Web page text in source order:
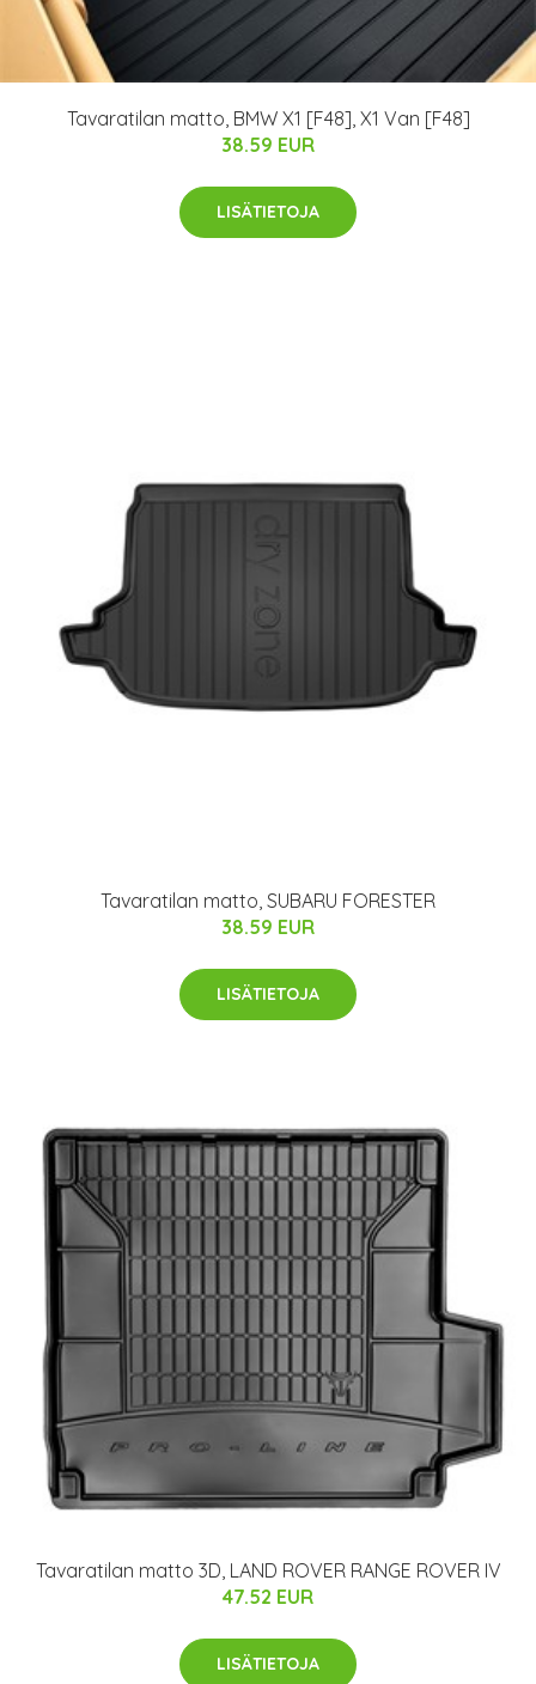
Tavaratilan matto, BMW X1 [F48], X1 Van [F48]
38.59 EUR
LISÄTIETOJA
Tavaratilan matto, SUBARU FORESTER
38.59 EUR
LISÄTIETOJA
Tavaratilan matto 3D, LAND ROVER RANGE ROVER IV
47.52 EUR
LISÄTIETOJA